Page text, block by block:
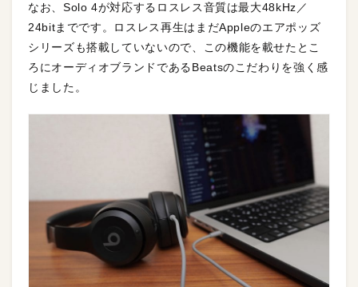
なお、Solo 4が対応するロスレス音質は最大48kHz／
24bitまでです。ロスレス再生はまだAppleのエアポッズ
シリーズも搭載していないので、この機能を載せたとこ
ろにオーディオブランドであるBeatsのこだわりを強く感
じました。